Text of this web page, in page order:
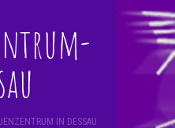
IN DESSAU